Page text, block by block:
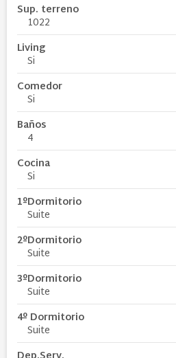
Sup. terreno
1022
Living
Si
Comedor
Si
Baños
4
Cocina
Si
1ºDormitorio
Suite
2ºDormitorio
Suite
3ºDormitorio
Suite
4º Dormitorio
Suite